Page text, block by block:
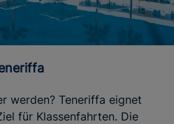
werden? Teneriffa eignet
für Klassenfahrten. Die